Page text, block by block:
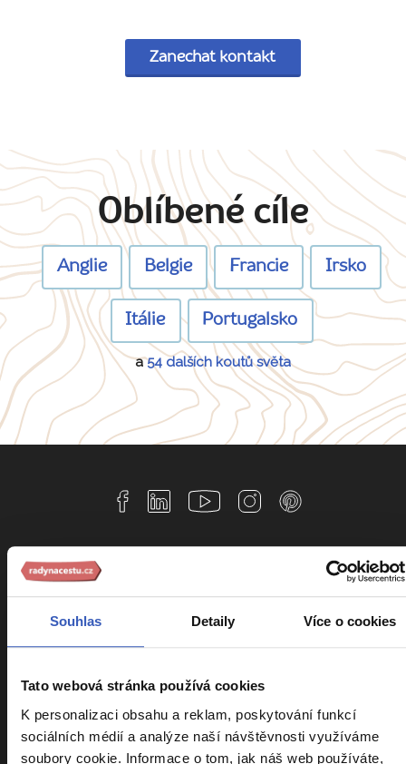
Souhlas Detaily Více o cookies
Tato webová stránka používá cookies
K personalizaci obsahu a reklam, poskytování funkcí
sociálních médií a analýze naší návštěvnosti využíváme
soubory cookie. Informace o tom, jak náš web používáte,
Zanechat kontakt
Oblíbené cíle
Anglie Belgie Francie Irsko
Itálie Portugalsko
a54 dalších koutů světa
Informace k zájezdům
Cestovní pojištění Kooperativa
Kalendář zájezdů
Srovnání zájezdů
Náročnost zájezdů